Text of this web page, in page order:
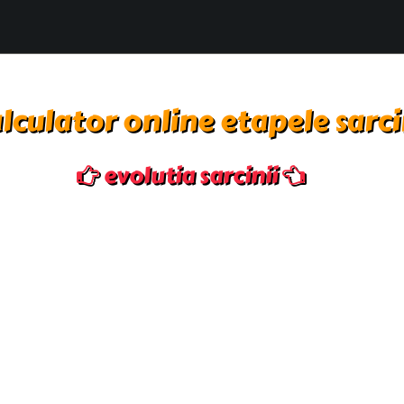
online etapele
evolutia sarcinii